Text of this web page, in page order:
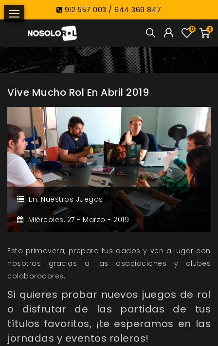
912 557 003 / 644 369 847
0
0
Vive Mucho Rol En Abril 2019
En:Nuestros Juegos
Miércoles, 27 - Marzo - 2019
Esta primavera, prepara tus dados y ven a jugar con
nosotros gracias a las asociaciones y clubes
colaboradores.
Si quieres probar nuevos juegos de rol
o disfrutar de las partidas de tus
títulos favoritos, ¡te esperamos en las
jornadas y eventos roleros!